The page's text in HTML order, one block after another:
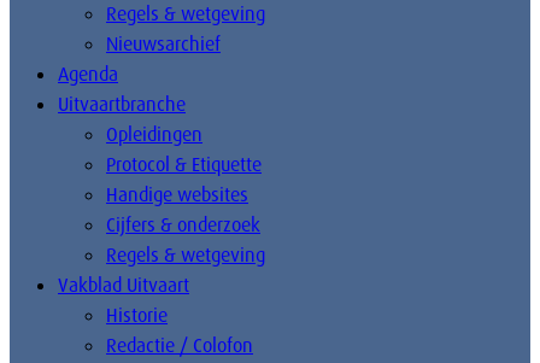
Regels & wetgeving
Nieuwsarchief
Agenda
Uitvaartbranche
Opleidingen
Protocol & Etiquette
Handige websites
Cijfers & onderzoek
Regels & wetgeving
Vakblad Uitvaart
Historie
Redactie / Colofon